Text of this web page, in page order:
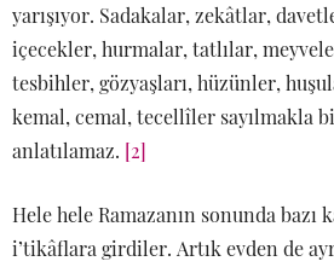
yarışıyor. Sadakalar, zekâtlar,
içecekler, hurmalar, tatlılar,
tesbihler, gözyaşları, hüzünler,
kemal, cemal, tecellîler sayılmakla
anlatılamaz. [2]
Hele hele Ramazanın sonunda bazı
i’tikâflara girdiler. Artık evden de